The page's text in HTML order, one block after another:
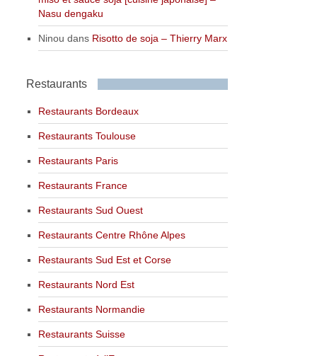
Nasu dengaku
Ninou dans Risotto de soja – Thierry Marx
Restaurants
Restaurants Bordeaux
Restaurants Toulouse
Restaurants Paris
Restaurants France
Restaurants Sud Ouest
Restaurants Centre Rhône Alpes
Restaurants Sud Est et Corse
Restaurants Nord Est
Restaurants Normandie
Restaurants Suisse